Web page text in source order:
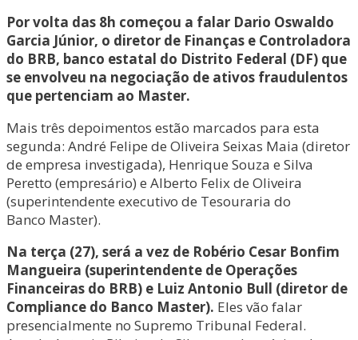
Por volta das 8h começou a falar Dario Oswaldo
Garcia Júnior, o diretor de Finanças e Controladora
do BRB, banco estatal do Distrito Federal (DF) que
se envolveu na negociação de ativos fraudulentos
que pertenciam ao Master.
Mais três depoimentos estão marcados para esta
segunda: André Felipe de Oliveira Seixas Maia (diretor
de empresa investigada), Henrique Souza e Silva
Peretto (empresário) e Alberto Felix de Oliveira
(superintendente executivo de Tesouraria do
Banco Master).
Na terça (27), será a vez de Robério Cesar Bonfim
Mangueira (superintendente de Operações
Financeiras do BRB) e Luiz Antonio Bull (diretor de
Compliance do Banco Master). Eles vão falar
presencialmente no Supremo Tribunal Federal.